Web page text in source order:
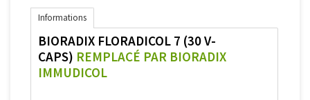
Informations
BIORADIX FLORADICOL 7 (30 V-
CAPS) REMPLACÉ PAR BIORADIX
IMMUDICOL